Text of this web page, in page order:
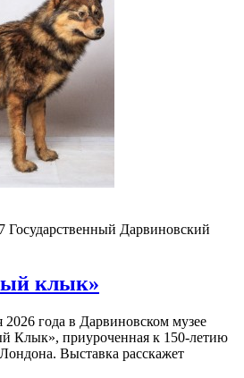
Государственный Дарвиновский
клык»
2026 года в Дарвиновском музее
Клык», приуроченная к 150-летию
Выставка расскажет